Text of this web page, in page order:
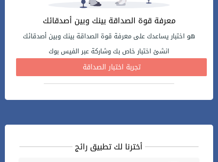
معرفة قوة الصداقة بينك وبين أصدقائك
هو اختبار يساعدك على معرفة قوة الصداقة بينك وبين أصدقائك
انشئ اختبار خاص بك وشاركة عبر الفيس بوك
تجربة اختبار الصداقة
أخترنا لك تطبيق رائج